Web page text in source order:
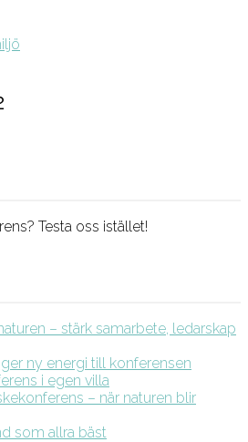
Testa oss istället!
– stärk samarbete, ledarskap
ny energi till konferensen
i egen villa
– när naturen blir
som allra bäst